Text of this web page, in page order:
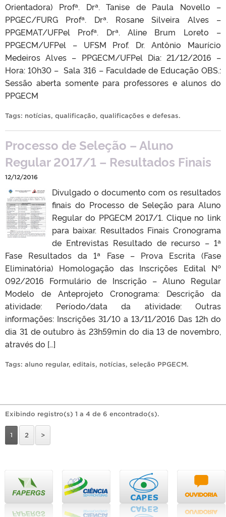
Orientadora) Profª. Drª. Tanise de Paula Novello –
PPGEC/FURG Profª. Drª. Rosane Silveira Alves –
PPGEMAT/UFPel Profª. Drª. Aline Brum Loreto –
PPGECM/UFPel – UFSM Prof. Dr. Antônio Maurício
Medeiros Alves – PPGECM/UFPel Dia: 21/12/2016 –
Hora: 10h30 – Sala 316 – Faculdade de Educação OBS.:
Sessão aberta somente para professores e alunos do
PPGECM
Tags: notícias, qualificação, qualificações e defesas.
Processo de Seleção – Aluno
Regular 2017/1 – Resultados Finais
12/12/2016
Divulgado o documento com os resultados
finais do Processo de Seleção para Aluno
Regular do PPGECM 2017/1. Clique no link
para baixar. Resultados Finais Cronograma
de Entrevistas Resultado de recurso – 1ª
Fase Resultados da 1ª Fase – Prova Escrita (Fase
Eliminatória) Homologação das Inscrições Edital Nº
092/2016 Formulário de Inscrição – Aluno Regular
Modelo de Anteprojeto Cronograma: Descrição da
atividade: Período/data da atividade: Outras
informações: Inscrições 31/10 a 13/11/2016 Das 12h do
dia 31 de outubro às 23h59min do dia 13 de novembro,
através do […]
Tags: aluno regular, editais, notícias, seleção PPGECM.
Exibindo registro(s) 1 a 4 de 6 encontrado(s).
1 2 >